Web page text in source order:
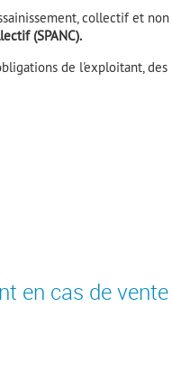
collectif et
(SPANC).
de l'exploitant, des
en cas de